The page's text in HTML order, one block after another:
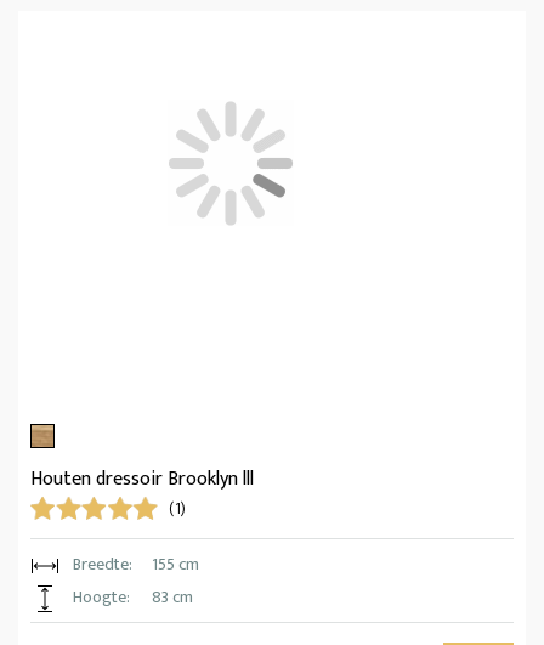
Houten dressoir Brooklyn lll
(1)
Breedte:
155 cm
Hoogte:
83 cm